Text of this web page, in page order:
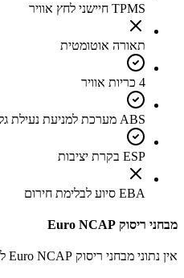
TPMS חיישני לחץ אוויר
תאורה אוטומטית
4 כריות אוויר
ABS מערכת למניעת נעילת גלגלים
ESP בקרת יציבות
EBA סיוע לבלימת חירום
מבחני ריסוק Euro NCAP
אין נתוני מבחני ריסוק Euro NCAP לדגם זה